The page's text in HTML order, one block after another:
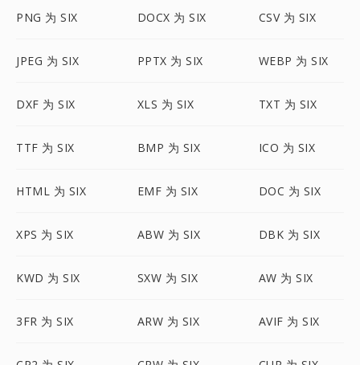
PNG 为 SIX DOCX 为 SIX CSV 为 SIX
JPEG 为 SIX PPTX 为 SIX WEBP 为 SIX
DXF 为 SIX XLS 为 SIX TXT 为 SIX
TTF 为 SIX BMP 为 SIX ICO 为 SIX
HTML 为 SIX EMF 为 SIX DOC 为 SIX
XPS 为 SIX ABW 为 SIX DBK 为 SIX
KWD 为 SIX SXW 为 SIX AW 为 SIX
3FR 为 SIX ARW 为 SIX AVIF 为 SIX